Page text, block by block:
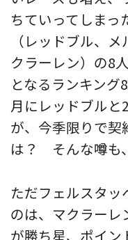
ちていってしまっ
（レッドブル、
クラーレン）の8
となるランキン
月にレッドブルと
が、今季限りで契
は？ そんな噂も
ただフェルスタッ
のは、マクラーレ
が勝ち星、ポイン